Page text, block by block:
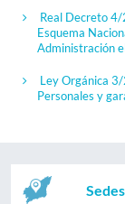
Real Decreto
Esquema
Administración
Ley Orgánica
Personales y